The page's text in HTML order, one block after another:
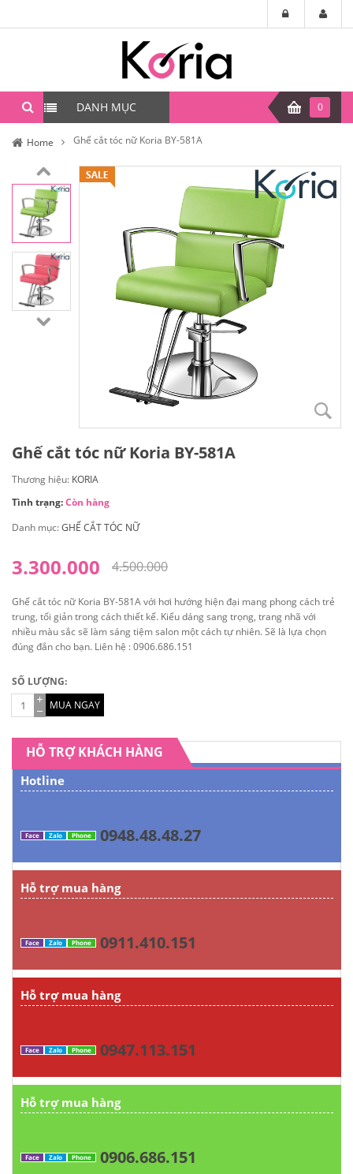
DANH MỤC 0
Home Ghế cắt tóc nữ Koria BY-581A
Ghế cắt tóc nữ Koria BY-581A
Thương hiệu: KORIA
Tình trạng:Còn hàng
Danh mục:GHẾ CẮT TÓC NỮ
4.500.000
3.300.000
Ghế cắt tóc nữ Koria BY-581A với hơi hướng hiện đại mang phong cách trẻ
trung, tối giản trong cách thiết kế. Kiểu dáng sang trọng, trang nhã với
nhiều màu sắc sẽ làm sáng tiệm salon một cách tự nhiên. Sẽ là lựa chọn
đúng đắn cho bạn. Liên hệ : 0906.686.151
SỐ LƯỢNG:
MUA NGAY
HỖ TRỢ KHÁCH HÀNG
Hotline
Face Zalo Phone 0948.48.48.27
Hỗ trợ mua hàng
Face Zalo Phone 0911.410.151
Hỗ trợ mua hàng
Face Zalo Phone 0947.113.151
Hỗ trợ mua hàng
Face Zalo Phone 0906.686.151